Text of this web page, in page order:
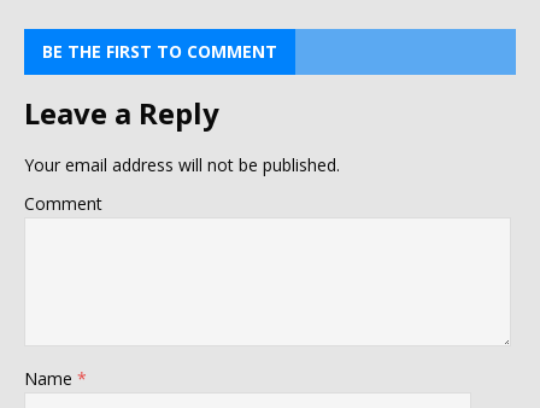
BE THE FIRST TO COMMENT
Leave a Reply
Your email address will not be published.
Comment
Name *